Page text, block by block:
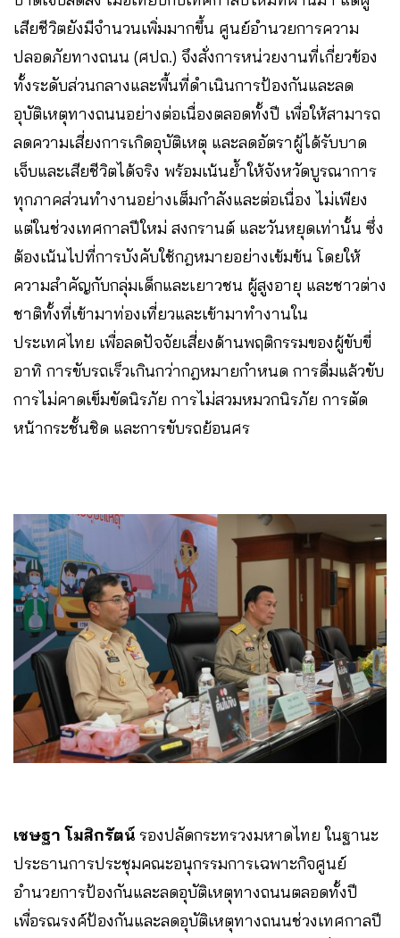
เสียชีวิตยังมีจำนวนเพิ่มมากขึ้น ศูนย์อำนวยการความ
ปลอดภัยทางถนน (ศปถ.) จึงสั่งการหน่วยงานที่เกี่ยวข้อง
ทั้งระดับส่วนกลางและพื้นที่ดำเนินการป้องกันและลด
อุบัติเหตุทางถนนอย่างต่อเนื่องตลอดทั้งปี เพื่อให้สามารถ
ลดความเสี่ยงการเกิดอุบัติเหตุ และลดอัตราผู้ได้รับบาด
เจ็บและเสียชีวิตได้จริง พร้อมเน้นย้ำให้จังหวัดบูรณาการ
ทุกภาคส่วนทำงานอย่างเต็มกำลังและต่อเนื่อง ไม่เพียง
แต่ในช่วงเทศกาลปีใหม่ สงกรานต์ และวันหยุดเท่านั้น ซึ่ง
ต้องเน้นไปที่การบังคับใช้กฎหมายอย่างเข้มข้น โดยให้
ความสำคัญกับกลุ่มเด็กและเยาวชน ผู้สูงอายุ และชาวต่าง
ชาติทั้งที่เข้ามาท่องเที่ยวและเข้ามาทำงานใน
ประเทศไทย เพื่อลดปัจจัยเสี่ยงด้านพฤติกรรมของผู้ขับขี่
อาทิ การขับรถเร็วเกินกว่ากฎหมายกำหนด การดื่มแล้วขับ
การไม่คาดเข็มขัดนิรภัย การไม่สวมหมวกนิรภัย การตัด
หน้ากระชั้นชิด และการขับรถย้อนศร
เชษฐา โมสิกรัตน์ รองปลัดกระทรวงมหาดไทย ในฐานะ
ประธานการประชุมคณะอนุกรรมการเฉพาะกิจศูนย์
อำนวยการป้องกันและลดอุบัติเหตุทางถนนตลอดทั้งปี
เพื่อรณรงค์ป้องกันและลดอุบัติเหตุทางถนนช่วงเทศกาลปี